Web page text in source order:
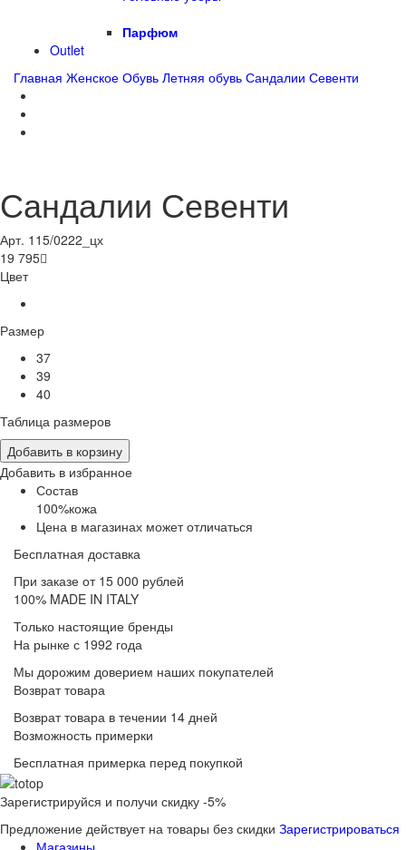
Парфюм
Outlet
Главная Женское Обувь Летняя обувь Сандалии Севенти
Сандалии Севенти
Арт. 115/0222_цх
19 795
Цвет
Размер
37
39
40
Таблица размеров
Добавить в корзину
Добавить в избранное
Состав
100%кожа
Цена в магазинах может отличаться
Бесплатная доставка
При заказе от 15 000 рублей
100% MADE IN ITALY
Только настоящие бренды
На рынке с 1992 года
Мы дорожим доверием наших покупателей
Возврат товара
Возврат товара в течении 14 дней
Возможность примерки
Бесплатная примерка перед покупкой
Зарегистрируйся и получи скидку -5%
Предложение действует на товары без скидки Зарегистрироваться
Магазины